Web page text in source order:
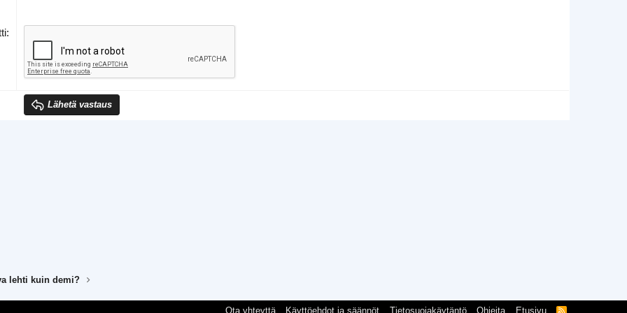
Lähetä vastaus
lehti kuin demi?
Ota yhteyttä Käyttöehdot ja säännöt Tietosuojakäytäntö Ohjeita Etusivu R